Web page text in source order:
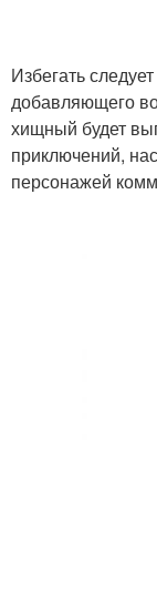
Избегать
добавляющего
хищный будет
приключений,
персонажей